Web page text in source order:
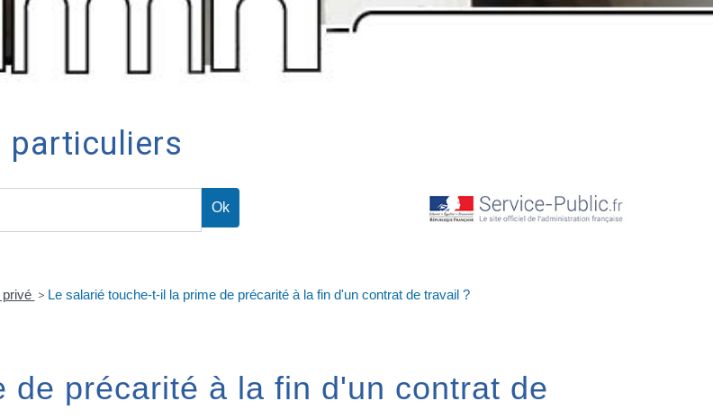
particuliers
privé > Le salarié touche-t-il la prime de précarité à la fin d'un contrat de travail ?
précarité à la fin d'un contrat de